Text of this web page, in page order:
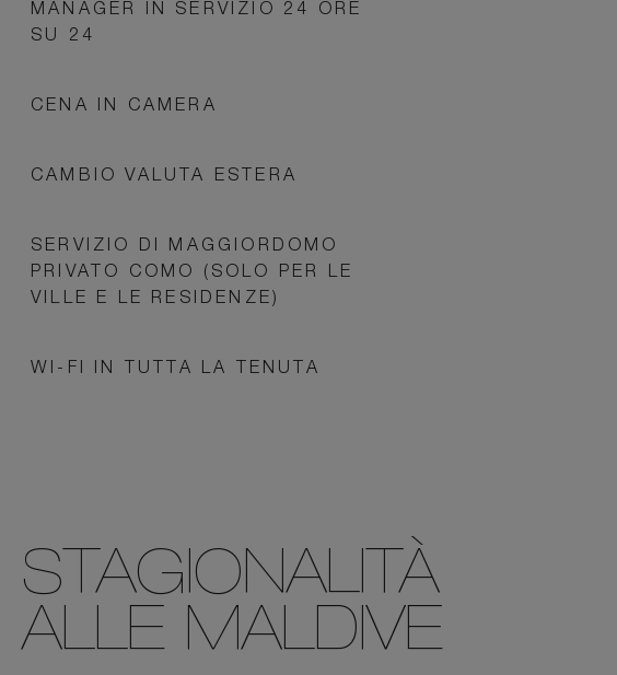
MANAGER IN SERVIZIO 24 ORE
SU 24
CENA IN CAMERA
CAMBIO VALUTA ESTERA
SERVIZIO DI MAGGIORDOMO
PRIVATO COMO (SOLO PER LE
VILLE E LE RESIDENZE)
WI-FI IN TUTTA LA TENUTA
STAGIONALITÀ
ALLE MALDIVE